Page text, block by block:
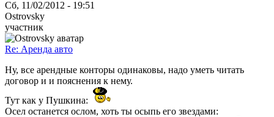
Сб, 11/02/2012 - 19:51
Ostrovsky
участник
Re: Аренда авто
Ну, все арендные конторы одинаковы, надо уметь читать
договор и и пояснения к нему.
Тут как у Пушкина:
Осел останется ослом, хоть ты осыпь его звездами: